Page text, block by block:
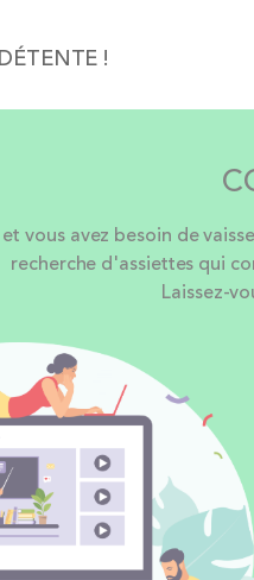
!
vous avez besoin de
recherche d'assiettes qui
Laissez-